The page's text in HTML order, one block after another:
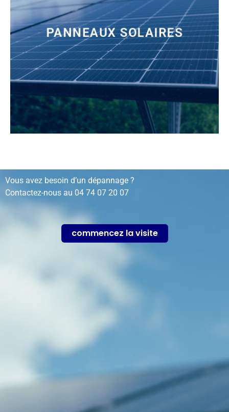
PANNEAUX SOLAIRES
installation, rénovation, dépannage…
Vous avez besoin d’un dépannage ?
Contactez-nous au 04 74 07 20 07
commencez la visite